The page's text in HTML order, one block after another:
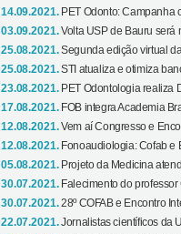
14.09.2021. PET Odonto: Campanha
03.09.2021.Volta USP de Bauru será
25.08.2021.Segunda edição virtual
25.08.2021.STI atualiza e otimiza
23.08.2021. PET Odontologia realiza
17.08.2021. FOB integra Academia
12.08.2021.Vem aí Congresso e
12.08.2021. Fonoaudiologia: Cofab e
05.08.2021. Projeto da Medicina
30.07.2021. Falecimento do
30.07.2021.28º COFAB e Encontro
22.07.2021.Jornalistas científicos da